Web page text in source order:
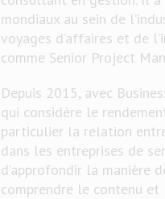
mondiaux au sein de
voyages d’affaires et de
comme Senior Project
Depuis 2015, avec
qui considère le
particulier la relation
dans les entreprises de
d’approfondir la manière
comprendre le contenu et